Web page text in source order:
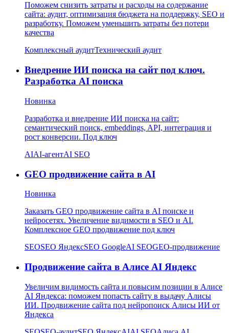
Поможем снизить затраты и расходы на содержание
сайта: аудит, оптимизация бюджета на поддержку, SEO и
разработку. Поможем уменьшить затраты без потери
качества
Комплексный аудитТехнический аудит
Внедрение ИИ поиска на сайт под ключ.
Разработка AI поиска
Новинка
Разработка и внедрение ИИ поиска на сайт:
семантический поиск, embeddings, API, интеграция и
рост конверсии. Под ключ
AIAI-агентAI SEO
GEO продвижение сайта в AI
Новинка
Заказать GEO продвижение сайта в AI поиске и
нейросетях. Увеличение видимости в SEO и AI.
Комплексное GEO продвижение под ключ
SEOSEO ЯндексSEO GoogleAI SEOGEO-продвижение
Продвижение сайта в Алисе AI Яндекс
Увеличим видимость сайта и повысим позиции в Алисе
AI Яндекса: поможем попасть сайту в выдачу Алисы
ИИ. Продвижение сайта под нейропоиск Алисы ИИ от
Яндекса